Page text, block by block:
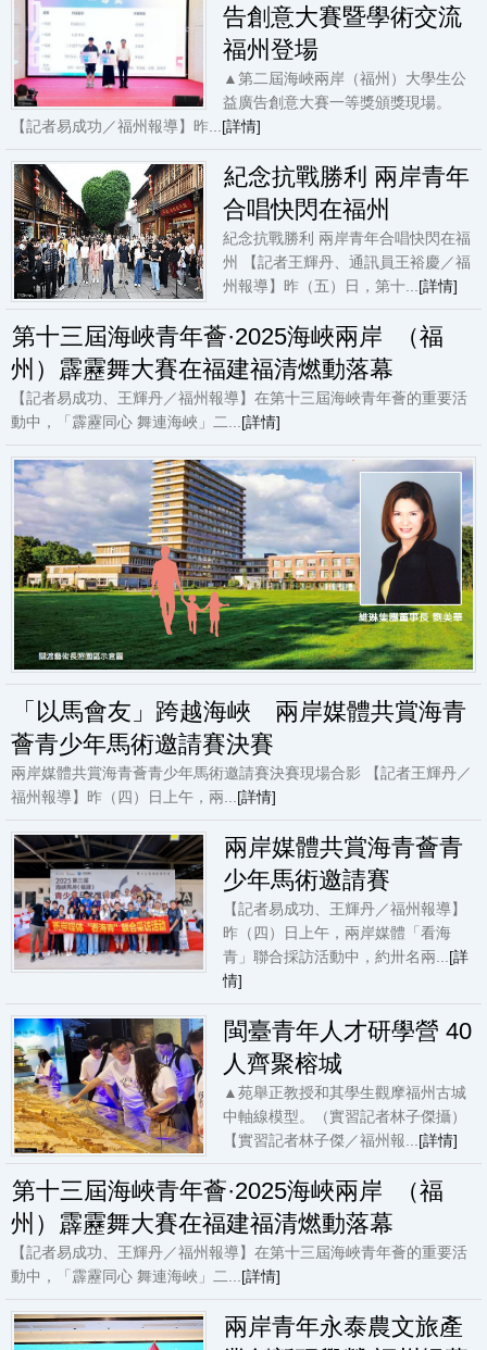
告創意大賽暨學術交流
福州登場
▲第二屆海峽兩岸（福州）大學生公
益廣告創意大賽一等獎頒獎現場。
【記者易成功／福州報導】昨...[詳情]
紀念抗戰勝利 兩岸青年
合唱快閃在福州
紀念抗戰勝利 兩岸青年合唱快閃在福
州 【記者王輝丹、通訊員王裕慶／福
州報導】昨（五）日，第十...[詳情]
第十三屆海峽青年薈·2025海峽兩岸 （福
州）霹靂舞大賽在福建福清燃動落幕
【記者易成功、王輝丹／福州報導】在第十三屆海峽青年薈的重要活
動中，「霹靂同心 舞連海峽」二...[詳情]
「以馬會友」跨越海峽 兩岸媒體共賞海青
薈青少年馬術邀請賽決賽
兩岸媒體共賞海青薈青少年馬術邀請賽決賽現場合影 【記者王輝丹／
福州報導】昨（四）日上午，兩... [詳情]
兩岸媒體共賞海青薈青
少年馬術邀請賽
【記者易成功、王輝丹／福州報導】
昨（四）日上午，兩岸媒體「看海
青」聯合採訪活動中，約卅名兩... [詳
情]
閩臺青年人才研學營 40
人齊聚榕城
▲苑舉正教授和其學生觀摩福州古城
中軸線模型。（實習記者林子傑攝）
【實習記者林子傑／福州報... [詳情]
第十三屆海峽青年薈·2025海峽兩岸 （福
州）霹靂舞大賽在福建福清燃動落幕
【記者易成功、王輝丹／福州報導】在第十三屆海峽青年薈的重要活
動中，「霹靂同心 舞連海峽」二... [詳情]
兩岸青年永泰農文旅產